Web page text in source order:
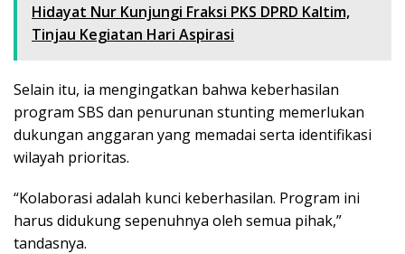
Hidayat Nur Kunjungi Fraksi PKS DPRD Kaltim,
Tinjau Kegiatan Hari Aspirasi
Selain itu, ia mengingatkan bahwa keberhasilan
program SBS dan penurunan stunting memerlukan
dukungan anggaran yang memadai serta identifikasi
wilayah prioritas.
“Kolaborasi adalah kunci keberhasilan. Program ini
harus didukung sepenuhnya oleh semua pihak,”
tandasnya.